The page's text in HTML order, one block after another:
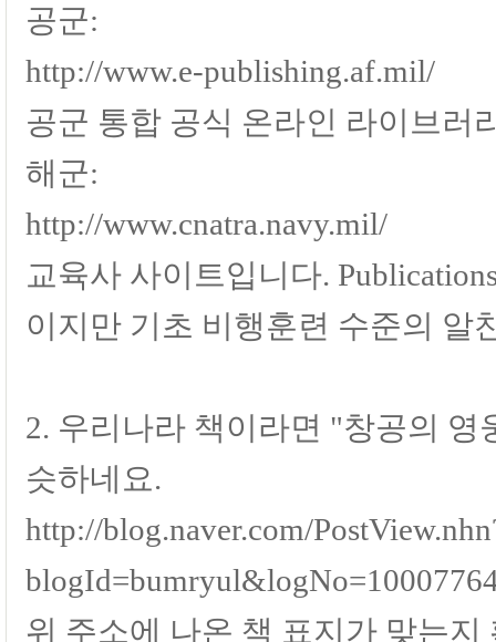
공군:
http://www.e-publishing.af.mil/
공군 통합 공식 온라인 라이브러
해군:
http://www.cnatra.navy.mil/
교육사 사이트입니다.
이지만 기초 비행훈련 수준의 알
2. 우리나라 책이라면 "창공의
슷하네요.
http://blog.naver.com/
위 주소에 나온 책 표지가 맞는